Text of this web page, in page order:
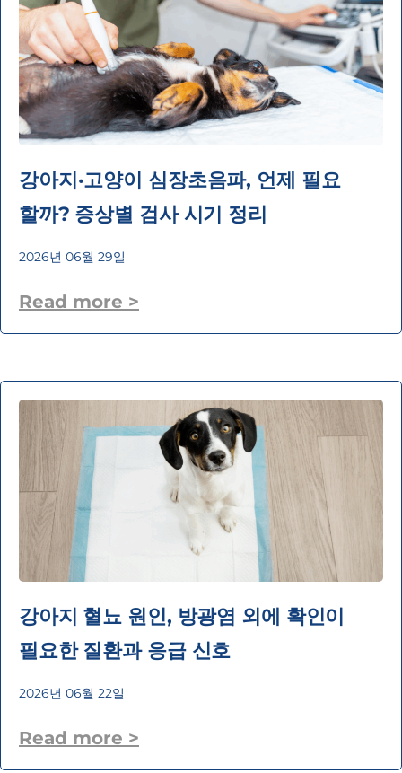
강아지·고양이 심장초음파, 언제 필요
할까? 증상별 검사 시기 정리
2026년 06월 29일
Read more >
강아지 혈뇨 원인, 방광염 외에 확인이
필요한 질환과 응급 신호
2026년 06월 22일
Read more >